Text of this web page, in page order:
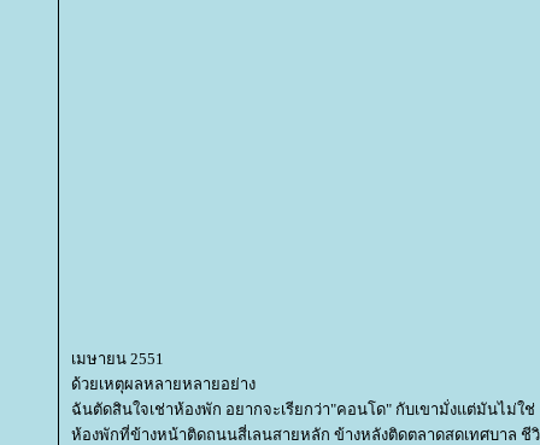
เมษายน 2551
ด้วยเหตุผลหลายหลายอย่าง
ฉันตัดสินใจเช่าห้องพัก อยากจะเรียกว่า"คอนโด" กับเขามั่งแต่มันไม่ใช่
ห้องพักที่ข้างหน้าติดถนนสี่เลนสายหลัก ข้างหลังติดตลาดสดเทศบาล ชี